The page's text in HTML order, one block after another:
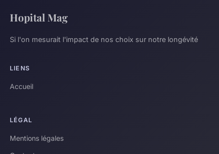
Hopital Mag
Si l'on mesurait l'impact de nos choix sur notre longévité
LIENS
Accueil
LÉGAL
Mentions légales